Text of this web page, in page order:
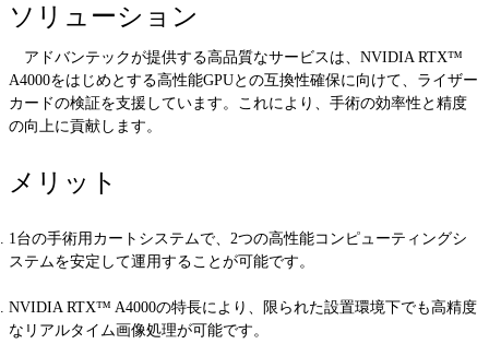
ソリューション
アドバンテックが提供する高品質なサービスは、NVIDIA RTX™
A4000をはじめとする高性能GPUとの互換性確保に向けて、ライザー
カードの検証を支援しています。これにより、手術の効率性と精度
の向上に貢献します。
メリット
1台の手術用カートシステムで、2つの高性能コンピューティングシ
ステムを安定して運用することが可能です。
NVIDIA RTX™ A4000の特長により、限られた設置環境下でも高精度
なリアルタイム画像処理が可能です。